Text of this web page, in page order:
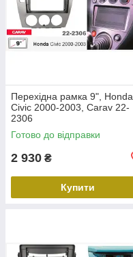
Перехідна рамка 9", Honda
Civic 2000-2003, Carav 22-
2306
Готово до відправки
2 930 ₴
Купити